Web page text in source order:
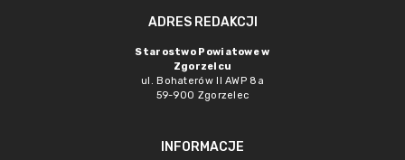
ADRES REDAKCJI
Starostwo Powiatowe w
Zgorzelcu
ul. Bohaterów II AWP 8a
59-900 Zgorzelec
INFORMACJE